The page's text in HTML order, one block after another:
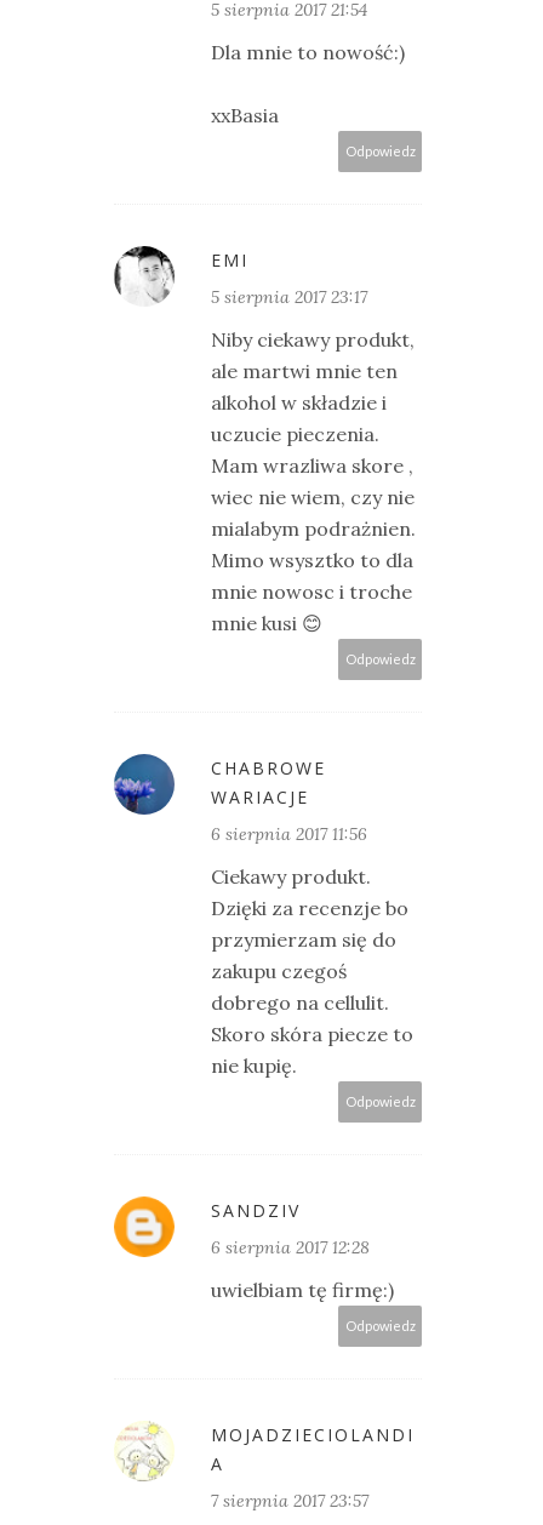
5 sierpnia 2017 21:54
Dla mnie to nowość:)
xxBasia
Odpowiedz
EMI
5 sierpnia 2017 23:17
Niby ciekawy produkt,
ale martwi mnie ten
alkohol w składzie i
uczucie pieczenia.
Mam wrazliwa skore ,
wiec nie wiem, czy nie
mialabym podrażnien.
Mimo wsysztko to dla
mnie nowosc i troche
mnie kusi 😊
Odpowiedz
CHABROWE
WARIACJE
6 sierpnia 2017 11:56
Ciekawy produkt.
Dzięki za recenzje bo
przymierzam się do
zakupu czegoś
dobrego na cellulit.
Skoro skóra piecze to
nie kupię.
Odpowiedz
SANDZIV
6 sierpnia 2017 12:28
uwielbiam tę firmę:)
Odpowiedz
MOJADZIECIOLANDI
A
7 sierpnia 2017 23:57